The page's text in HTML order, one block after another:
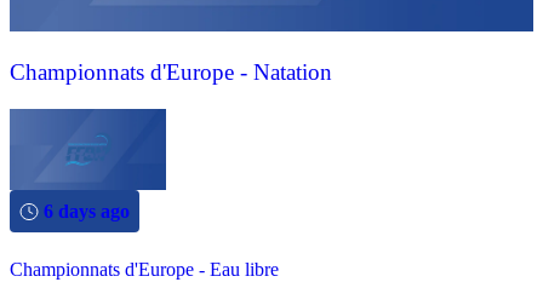
Championnats d'Europe - Natation
6 days ago
Championnats d'Europe - Eau libre